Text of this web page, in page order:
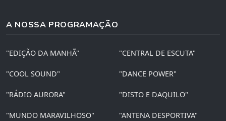
A NOSSA PROGRAMAÇÃO
"EDIÇÃO DA MANHÃ" "CENTRAL DE ESCUTA"
"COOL SOUND" "DANCE POWER"
"RÁDIO AURORA" "DISTO E DAQUILO"
"MUNDO MARAVILHOSO" "ANTENA DESPORTIVA"